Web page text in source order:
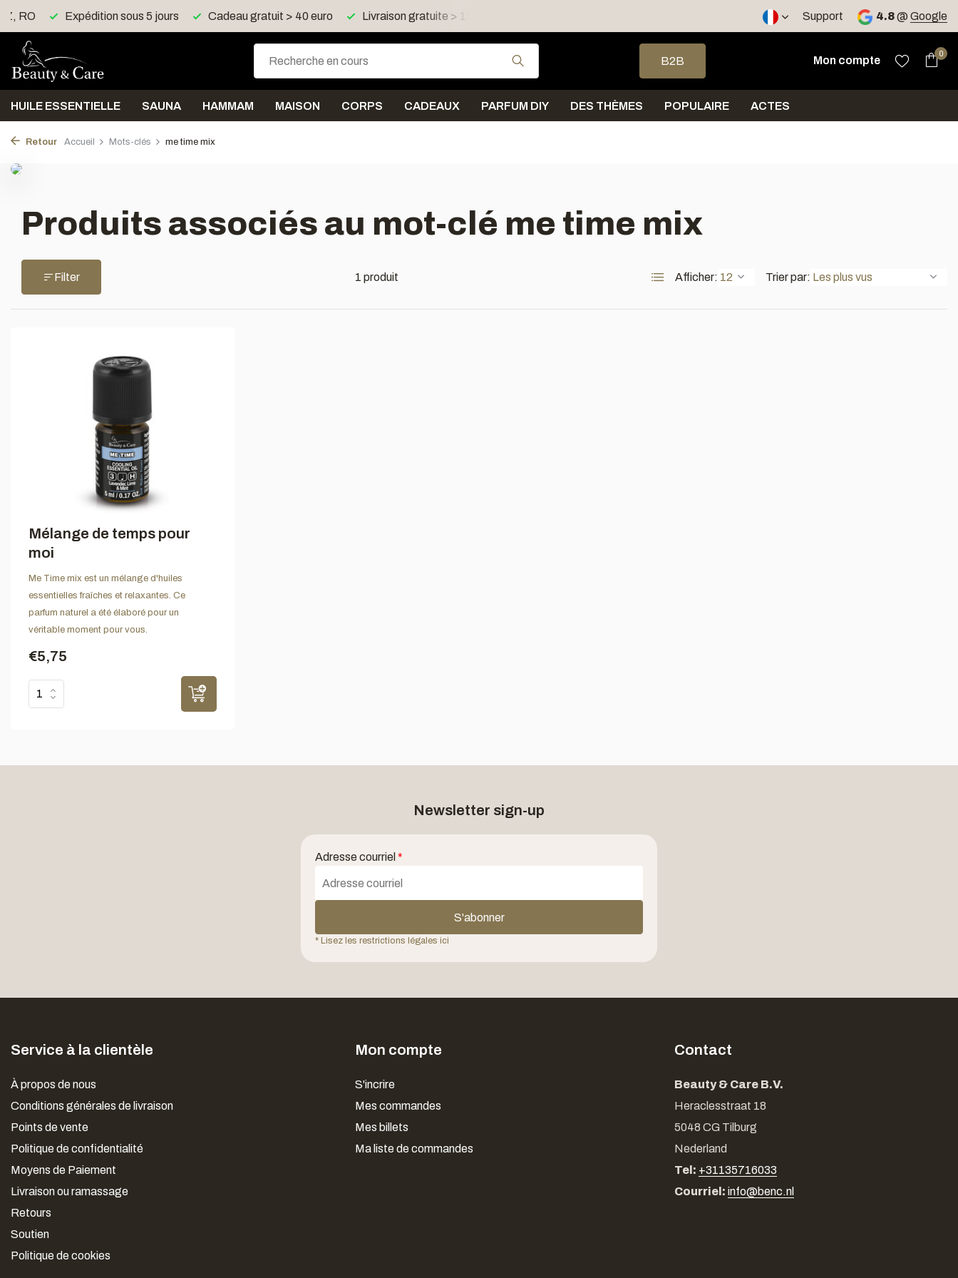
RO Expédition sous 5 jours Cadeau gratuit > 40 euro Livraison gratuite > 150 euro dans FR, LU, UK, IE, AT, PL, CZ, RO Support 4.8@ Google
Utilisez les flèches haut et bas pour sélectionner le résultat disponible. Appuyez
B2B
Mon compte
0
HUILE ESSENTIELLE SAUNA HAMMAM MAISON CORPS CADEAUX PARFUM DIY DES THÈMES POPULAIRE ACTES
Retour Accueil Mots-clés me time mix
Produits associés au mot-clé me time mix
Filter 1 produit Afficher: Trier par:
Mélange de temps pour
moi
Me Time mix est un mélange d'huiles
essentielles fraîches et relaxantes. Ce
parfum naturel a été élaboré pour un
véritable moment pour vous.
€5,75
Newsletter sign-up
Adresse courriel *
S'abonner
* Lisez les restrictions légales ici
Service à la clientèle
À propos de nous
Conditions générales de livraison
Points de vente
Politique de confidentialité
Moyens de Paiement
Livraison ou ramassage
Retours
Soutien
Politique de cookies
Mon compte
S'incrire
Mes commandes
Mes billets
Ma liste de commandes
Contact
Beauty & Care B.V.
Heraclesstraat 18
5048 CG Tilburg
Nederland
Tel: +31135716033
Courriel: info@benc.nl